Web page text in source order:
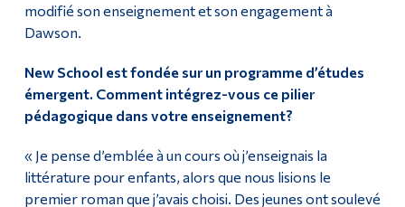
modifié son enseignement et son engagement à
Dawson.
New School est fondée sur un programme d’études
émergent. Comment intégrez-vous ce pilier
pédagogique dans votre enseignement?
« Je pense d’emblée à un cours où j’enseignais la
littérature pour enfants, alors que nous lisions le
premier roman que j’avais choisi. Des jeunes ont soulevé